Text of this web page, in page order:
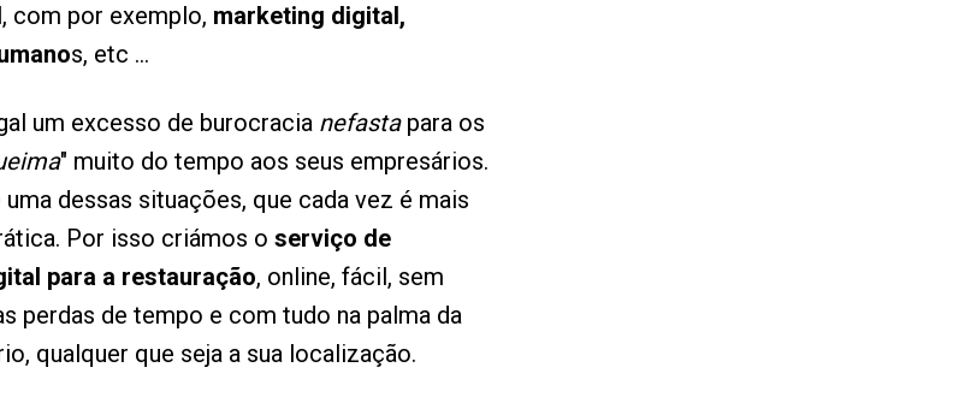
com por exemplo, marketing digital,
s, etc ...
um excesso de burocracia nefastapara os
" muito do tempo aos seus empresários.
dessas situações, que cada vez é mais
Por isso criámos o serviço de
para a restauração, online, fácil, sem
perdas de tempo e com tudo na palma da
qualquer que seja a sua localização.